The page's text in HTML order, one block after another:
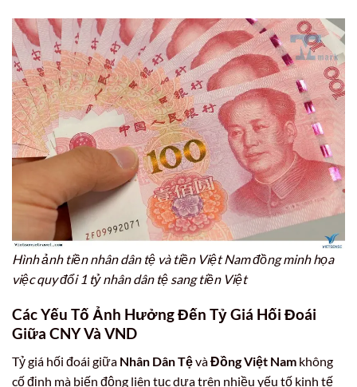
Hình ảnh tiền nhân dân tệ và tiền Việt Nam đồng minh họa
việc quy đổi 1 tỷ nhân dân tệ sang tiền Việt
Các Yếu Tố Ảnh Hưởng Đến Tỷ Giá Hối Đoái
Giữa CNY Và VND
Tỷ giá hối đoái giữa Nhân Dân TệvàĐồng Việt Nam không
cố định mà biến động liên tục dựa trên nhiều yếu tố kinh tế